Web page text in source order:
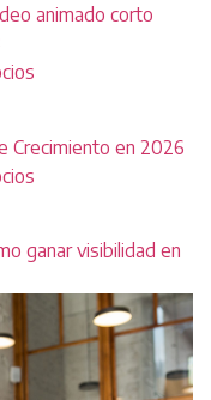
animado corto
Crecimiento en 2026
ganar visibilidad en